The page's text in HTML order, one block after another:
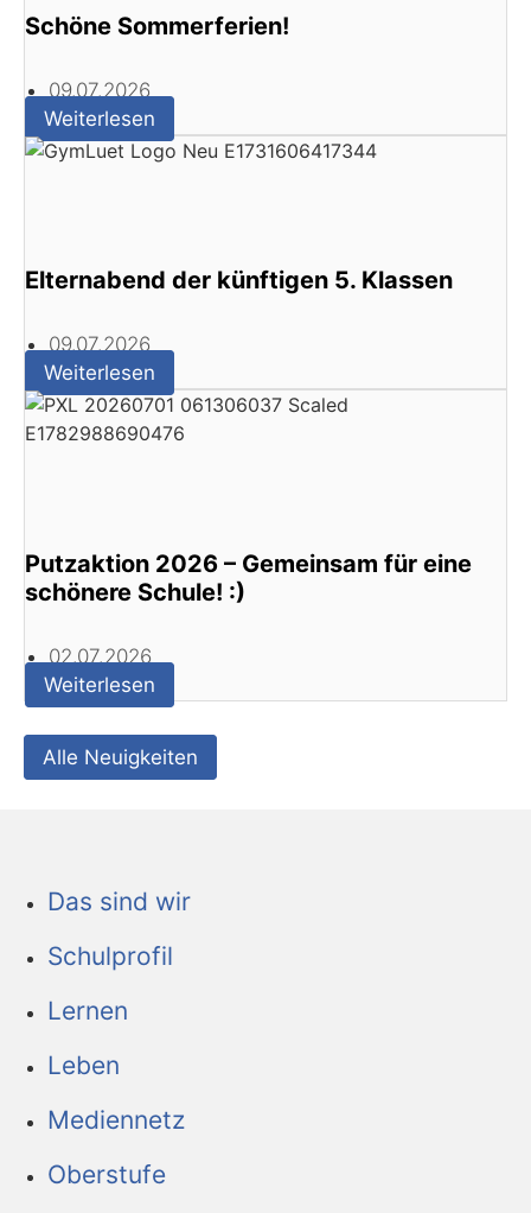
Schöne Sommerferien!
09.07.2026
Weiterlesen
Elternabend der künftigen 5. Klassen
09.07.2026
Weiterlesen
Putzaktion 2026 – Gemeinsam für eine
schönere Schule! :)
02.07.2026
Weiterlesen
Alle Neuigkeiten
Das sind wir
Schulprofil
Lernen
Leben
Mediennetz
Oberstufe